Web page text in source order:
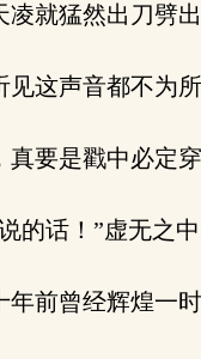
就猛然出刀劈
这声音都不为
要是戳中必定
的话！”虚无之
前曾经辉煌一